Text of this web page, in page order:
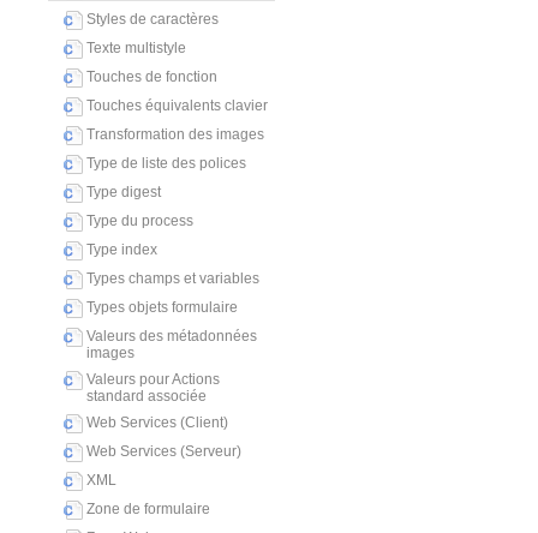
Styles de caractères
Texte multistyle
Touches de fonction
Touches équivalents clavier
Transformation des images
Type de liste des polices
Type digest
Type du process
Type index
Types champs et variables
Types objets formulaire
Valeurs des métadonnées
images
Valeurs pour Actions
standard associée
Web Services (Client)
Web Services (Serveur)
XML
Zone de formulaire